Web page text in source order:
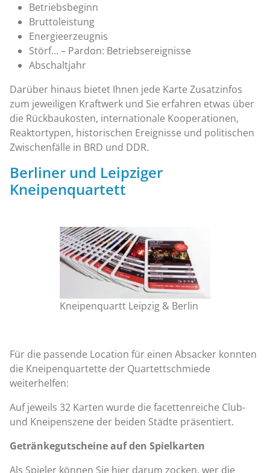
Betriebsbeginn
Bruttoleistung
Energieerzeugnis
Störf… – Pardon: Betriebsereignisse
Abschaltjahr
Darüber hinaus bietet Ihnen jede Karte Zusatzinfos
zum jeweiligen Kraftwerk und Sie erfahren etwas über
die Rückbaukosten, internationale Kooperationen,
Reaktortypen, historischen Ereignisse und politischen
Zwischenfälle in BRD und DDR.
Berliner und Leipziger
Kneipenquartett
Kneipenquartt Leipzig & Berlin
Für die passende Location für einen Absacker konnten
die Kneipenquartette der Quartettschmiede
weiterhelfen:
Auf jeweils 32 Karten wurde die facettenreiche Club-
und Kneipenszene der beiden Städte präsentiert.
Getränkegutscheine auf den Spielkarten
Als Spieler können Sie hier darum zocken, wer die